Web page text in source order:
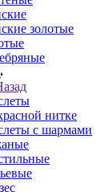
золотые
нитке
с шармами